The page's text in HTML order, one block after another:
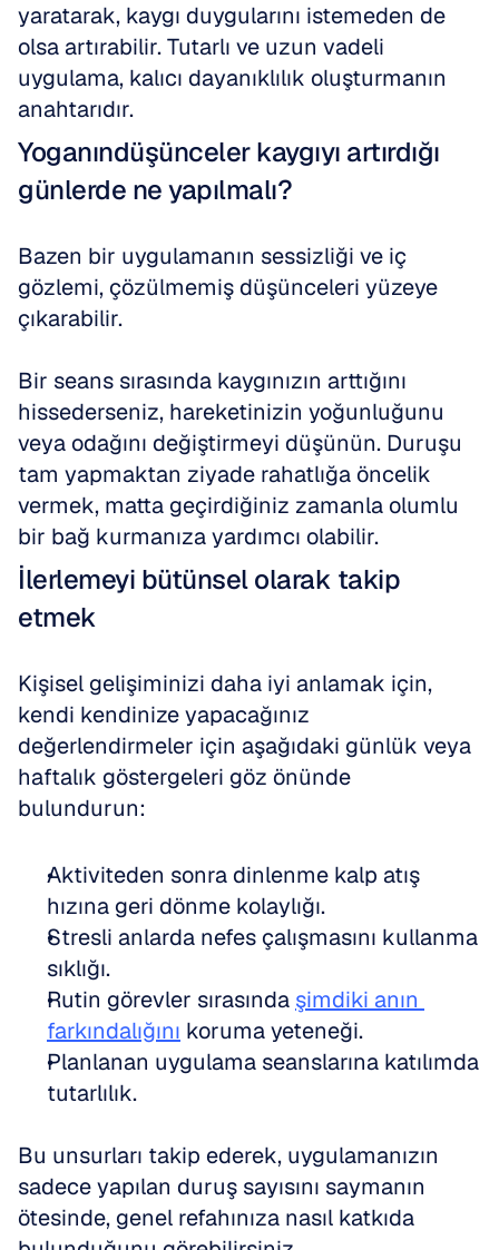
yaratarak, kaygı duygularını istemeden de
olsa artırabilir. Tutarlı ve uzun vadeli
uygulama, kalıcı dayanıklılık oluşturmanın
anahtarıdır.
Yoganındüşünceler kaygıyı artırdığı
günlerde ne yapılmalı?
Bazen bir uygulamanın sessizliği ve iç
gözlemi, çözülmemiş düşünceleri yüzeye
çıkarabilir.
Bir seans sırasında kaygınızın arttığını
hissederseniz, hareketinizin yoğunluğunu
veya odağını değiştirmeyi düşünün. Duruşu
tam yapmaktan ziyade rahatlığa öncelik
vermek, matta geçirdiğiniz zamanla olumlu
bir bağ kurmanıza yardımcı olabilir.
İlerlemeyi bütünsel olarak takip
etmek
Kişisel gelişiminizi daha iyi anlamak için,
kendi kendinize yapacağınız
değerlendirmeler için aşağıdaki günlük veya
haftalık göstergeleri göz önünde
bulundurun:
Aktiviteden sonra dinlenme kalp atış
hızına geri dönme kolaylığı.
Stresli anlarda nefes çalışmasını kullanma
sıklığı.
Rutin görevler sırasında şimdiki anın
farkındalığını koruma yeteneği.
Planlanan uygulama seanslarına katılımda
tutarlılık.
Bu unsurları takip ederek, uygulamanızın
sadece yapılan duruş sayısını saymanın
ötesinde, genel refahınıza nasıl katkıda